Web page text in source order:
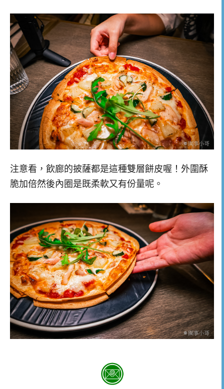
注意看，飲廊的披薩都是這種雙層餅皮喔！外圍酥
脆加倍然後內圈是既柔軟又有份量呢。